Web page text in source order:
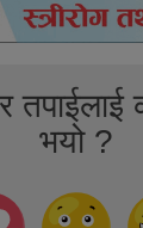
भयो ?